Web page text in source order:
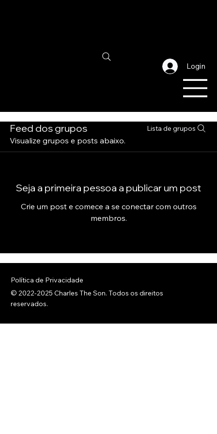
Login
Feed dos grupos Lista de grupos
Visualize grupos e posts abaixo.
Seja a primeira pessoa a publicar um post
Crie um post e comece a se conectar com outros
membros.
Política de Privacidade
© 2022-2025 Charles The Son. Todos os direitos
reservados.